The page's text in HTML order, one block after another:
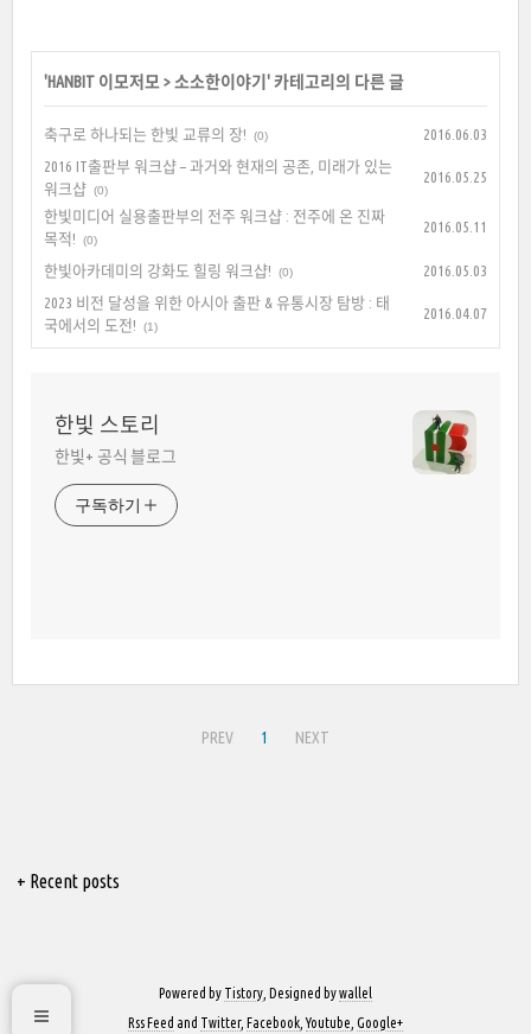
'HANBIT 이모저모 > 소소한이야기 ' 카테고리의 다른 글
축구로 하나되는 한빛 교류의 장! (0)
2016.06.03
2016 IT출판부 워크샵 – 과거와 현재의 공존, 미래가 있는
워크샵 (0)
2016.05.25
한빛미디어 실용출판부의 전주 워크샵 : 전주에 온 진짜
목적!
(0)
2016.05.11
한빛아카데미의 강화도 힐링 워크샵! (0)
2016.05.03
2023 비전 달성을 위한 아시아 출판 & 유통시장 탐방 : 태
국에서의 도전!
(1)
2016.04.07
한빛 스토리
한빛+ 공식 블로그
구독하기
PREV 1 NEXT
+ Recent posts
Powered by Tistory , Designed bywallel
Rss Feed and Twitter, Facebook ,Youtube Google+